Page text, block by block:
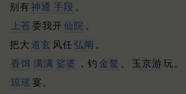
别有 神通 手段 。
上苍 委我开 仙院 。
把大 道玄 风任 弘阐 。
香饵 满满 娑婆 ，钓 金鳌 玉京游 玩。
琼瑶 宴。